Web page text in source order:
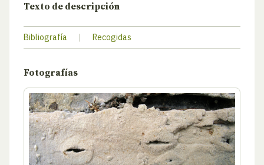
Texto de descripción
Bibliografía | Recogidas
Fotografías